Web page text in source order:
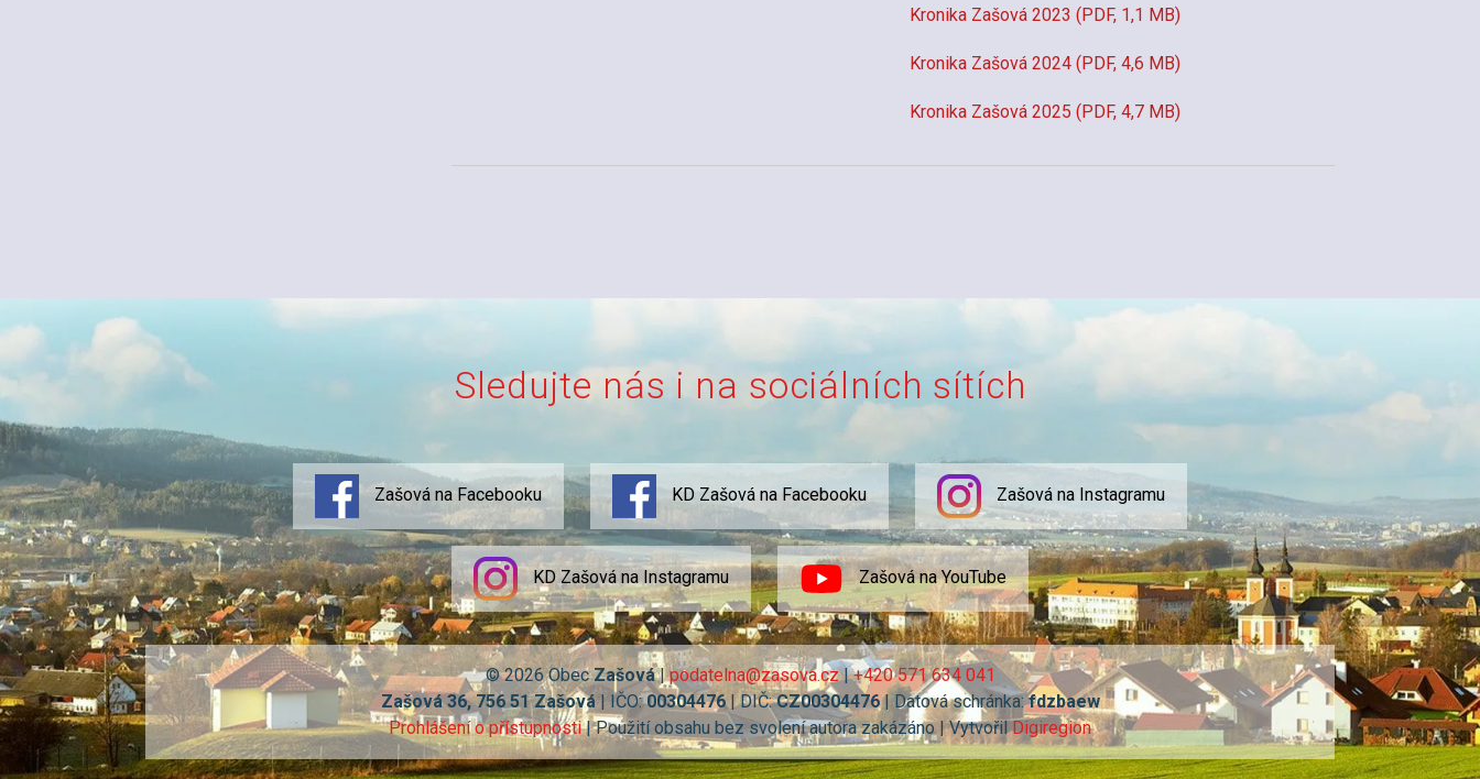
Kronika Zašová 2023 (PDF, 1,1 MB)
Kronika Zašová 2024 (PDF, 4,6 MB)
Kronika Zašová 2025 (PDF, 4,7 MB)
Sledujte nás i na sociálních sítích
Zašová na Facebooku KD Zašová na Facebooku Zašová na Instagramu
KD Zašová na Instagramu Zašová na YouTube
© 2026 ObecZašová|podatelna@zasova.cz|+420 571 634 041
Zašová 36, 756 51 Zašová| IČO:00304476| DIČ:CZ00304476| Datová schránka:fdzbaew
Prohlášení o přístupnosti| Použití obsahu bez svolení autora zakázáno | VytvořilDigiregion